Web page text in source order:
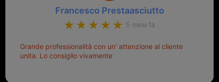
Francesco Prestaasciutto
5 mesi fa
Grande professionalità con un' attenzione al cliente
unita. Lo consiglio vivamente